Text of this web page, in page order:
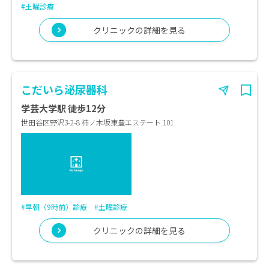
#土曜診療
クリニックの詳細を見る
こだいら泌尿器科
学芸大学駅 徒歩12分
世田谷区野沢3-2-8 柿ノ木坂東豊エステート 101
#早朝（9時前）診療 #土曜診療
クリニックの詳細を見る